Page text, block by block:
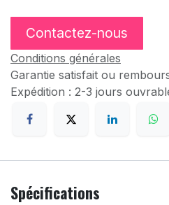
Contactez-nous
Conditions générales
Garantie satisfait ou
Expédition : 2-3 jours
Spécifications